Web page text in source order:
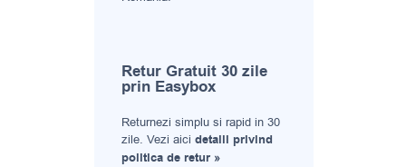
Retur Gratuit 30 zile
prin Easybox
Returnezi simplu si rapid in 30
zile. Vezi aici detalii privind
politica de retur »